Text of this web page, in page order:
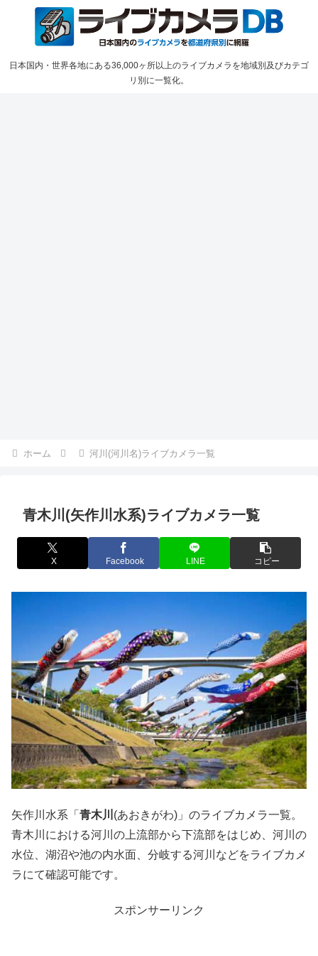
日本国内・世界各地にある36,000ヶ所以上のライブカメラを地域別及びカテゴ
リ別に一覧化。
ホーム 河川(河川名)ライブカメラ一覧
青木川(矢作川水系)ライブカメラ一覧
X Facebook LINE コピー
矢作川水系「 青木川 (あおきがわ)」のライブカメラ一覧。
青木川における河川の上流部から下流部をはじめ、河川の
水位、湖沼や池の内水面、分岐する河川などをライブカメ
ラにて確認可能です。
スポンサーリンク